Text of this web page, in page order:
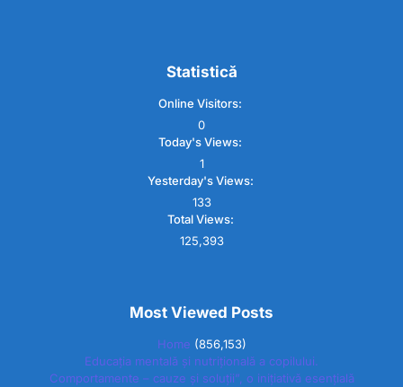
Statistică
Online Visitors:
0
Today's Views:
1
Yesterday's Views:
133
Total Views:
125,393
Most Viewed Posts
Home (856,153)
Educația mentală și nutrițională a copilului.
Comportamente – cauze și soluții”, o inițiativă esențială